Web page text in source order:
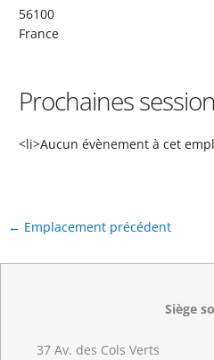
56100
France
Prochaines
<li>Aucun évènement à cet
← Emplacement précédent
Siège
37 Av. des Cols Verts